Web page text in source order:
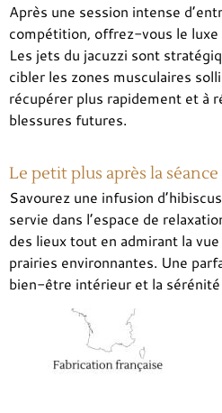
Après une session intense
compétition, offrez-vous le luxe
Les jets du jacuzzi sont
cibler les zones musculaires
récupérer plus rapidement et à
blessures futures.
Le petit plus après la séance
Savourez une infusion
servie dans l’espace de
des lieux tout en admirant la
prairies environnantes. Une
bien-être intérieur et la